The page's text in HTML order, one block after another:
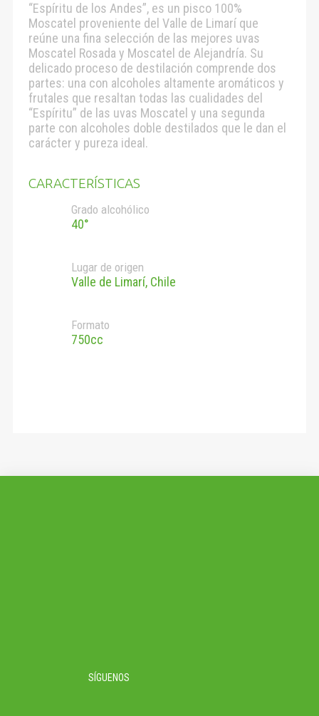
“Espíritu de los Andes”, es un pisco 100%
Moscatel proveniente del Valle de Limarí que
reúne una fina selección de las mejores uvas
Moscatel Rosada y Moscatel de Alejandría. Su
delicado proceso de destilación comprende dos
partes: una con alcoholes altamente aromáticos y
frutales que resaltan todas las cualidades del
“Espíritu” de las uvas Moscatel y una segunda
parte con alcoholes doble destilados que le dan el
carácter y pureza ideal.
CARACTERÍSTICAS
Grado alcohólico
40°
Lugar de origen
Valle de Limarí, Chile
Formato
750cc
SÍGUENOS